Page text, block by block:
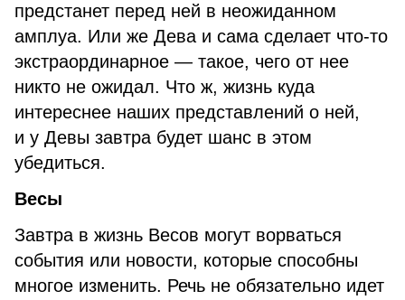
предстанет перед ней в неожиданном
амплуа. Или же Дева и сама сделает что-то
экстраординарное — такое, чего от нее
никто не ожидал. Что ж, жизнь куда
интереснее наших представлений о ней,
и у Девы завтра будет шанс в этом
убедиться.
Весы
Завтра в жизнь Весов могут ворваться
события или новости, которые способны
многое изменить. Речь не обязательно идет